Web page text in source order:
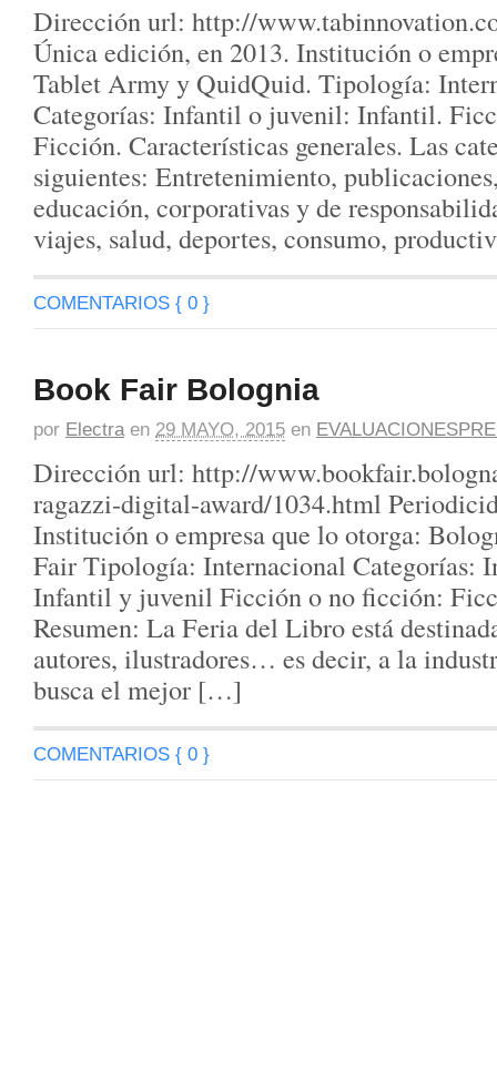
Dirección url: http://
Única edición, en 2013. Institución o
Tablet Army y QuidQuid. Tipología:
Categorías: Infantil o juvenil: Infantil.
Ficción. Características generales. Las
siguientes: Entretenimiento,
educación, corporativas y de
viajes, salud, deportes, consumo,
COMENTARIOS { 0 }
Book Fair Bolognia
por Electra en 29 MAYO, 2015 en
Dirección url: http://
ragazzi-digital-award/1034.html
Institución o empresa que lo otorga:
Fair Tipología: Internacional Categorías:
Infantil y juvenil Ficción o no ficción:
Resumen: La Feria del Libro está
autores, ilustradores… es decir, a la
busca el mejor […]
COMENTARIOS { 0 }